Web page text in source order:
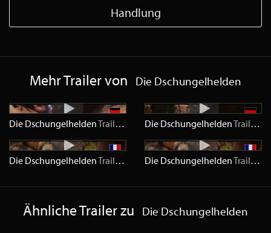
Handlung
Mehr Trailer von Die Dschungelhelden
Die DschungelheldenTrailer Die DschungelheldenTrailer SD
Die DschungelheldenTrailer Die DschungelheldenTrailer SD
Ähnliche Trailer zu Die Dschungelhelden